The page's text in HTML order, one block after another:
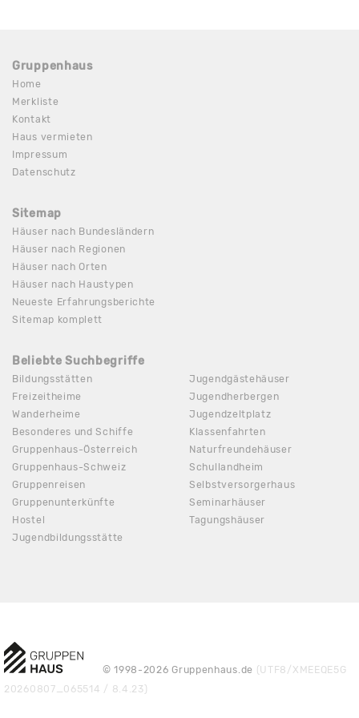
Gruppenhaus
Home
Merkliste
Kontakt
Haus vermieten
Impressum
Datenschutz
Sitemap
Häuser nach Bundesländern
Häuser nach Regionen
Häuser nach Orten
Häuser nach Haustypen
Neueste Erfahrungsberichte
Sitemap komplett
Beliebte Suchbegriffe
Bildungsstätten
Freizeitheime
Wanderheime
Besonderes und Schiffe
Gruppenhaus-Österreich
Gruppenhaus-Schweiz
Gruppenreisen
Gruppenunterkünfte
Hostel
Jugendbildungsstätte
Jugendgästehäuser
Jugendherbergen
Jugendzeltplatz
Klassenfahrten
Naturfreundehäuser
Schullandheim
Selbstversorgerhaus
Seminarhäuser
Tagungshäuser
© 1998-2026 Gruppenhaus.de (UTF8/XMEEQE5G
20260807_065514 / 8.4.23)